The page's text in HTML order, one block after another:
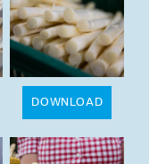
DOWNLOAD